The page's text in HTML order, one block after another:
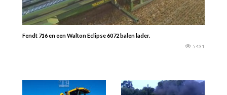
Fendt 716 en een Walton Eclipse 6072 balen lader.
5431